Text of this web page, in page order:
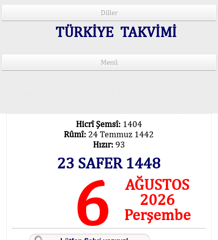
Diller
TÜRKİYE TAKVİMİ
Menü
Hicrî Şemsî: 1404
Rûmî: 24 Temmuz 1442
Hızır: 93
23 SAFER 1448
6
AĞUSTOS
2026
Perşembe